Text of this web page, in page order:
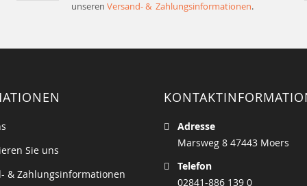
unseren Versand- & Zahlungsinformationen.
Sie uns
& Zahlungsinformationen
Adresse
Marsweg 8 47443 Moers
Telefon
02841-886 139 0